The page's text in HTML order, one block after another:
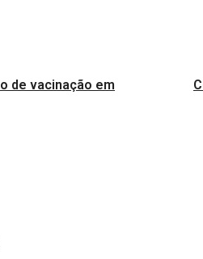
de vacinação em